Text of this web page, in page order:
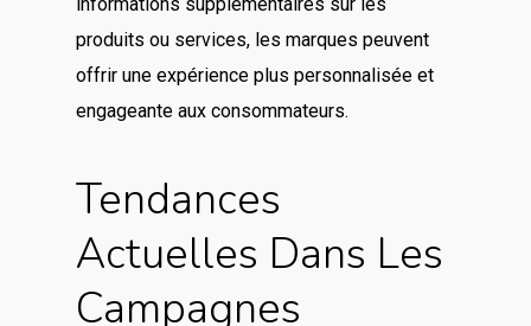
produits ou services, les marques peuvent
offrir une expérience plus personnalisée et
engageante aux consommateurs.
Tendances
Actuelles Dans Les
Campagnes